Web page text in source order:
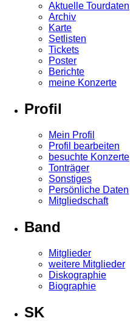
Aktuelle Tourdaten
Archiv
Karte
Setlisten
Tickets
Poster
Berichte
meine Konzerte
Profil
Mein Profil
Profil bearbeiten
besuchte Konzerte
Tonträger
Sonstiges
Persönliche Daten
Mitgliedschaft
Band
Mitglieder
weitere Mitglieder
Diskographie
Biographie
SK